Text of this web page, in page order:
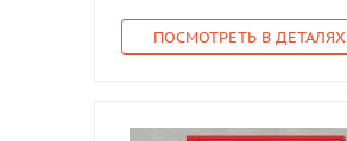
ПОСМОТРЕТЬ В ДЕТАЛЯХ